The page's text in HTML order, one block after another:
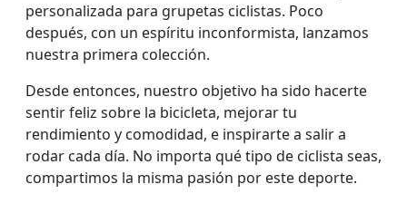
personalizada para grupetas ciclistas. Poco
después, con un espíritu inconformista, lanzamos
nuestra primera colección.
Desde entonces, nuestro objetivo ha sido hacerte
sentir feliz sobre la bicicleta, mejorar tu
rendimiento y comodidad, e inspirarte a salir a
rodar cada día. No importa qué tipo de ciclista seas,
compartimos la misma pasión por este deporte.